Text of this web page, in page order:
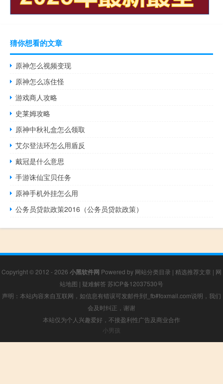
猜你想看的文章
原神怎么视频变现
原神怎么冻住怪
游戏商人攻略
史莱姆攻略
原神中秋礼盒怎么领取
艾尔登法环怎么用盾反
戴冠是什么意思
手游诛仙宝贝任务
原神手机外挂怎么用
公务员贷款政策2016（公务员贷款政策）
Copyright © 2012 - 2026 小黑软件网 Powered by 网站分类目录 | 精选推荐文章 | 网
站地图 | 疑难解答 苏ICP备12037530号
声明：本站内容来自互联网，如信息有错误可发邮件到f_fb#foxmail.com说明，我们
会及时纠正，谢谢
本站仅为个人兴趣爱好，不接盈利性广告及商业合作
小男孩